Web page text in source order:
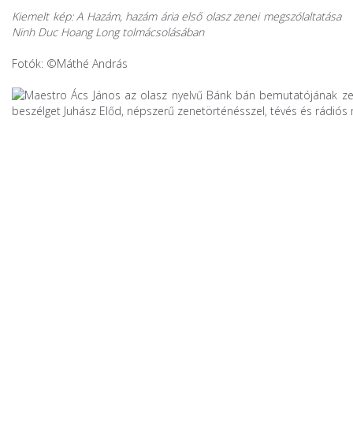
Kiemelt kép: A Hazám, hazám ária első olasz zenei megszólaltatása
Ninh Duc Hoang Long tolmácsolásában
Fotók: ©Máthé András